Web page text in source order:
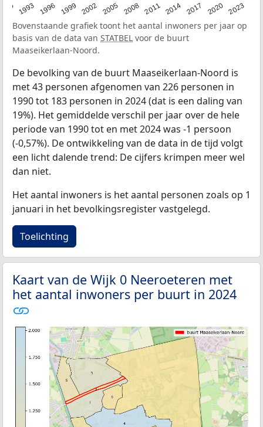
1993 1996 1999 2002 2005 2008 2011 2014 2017 2020 2023
Bovenstaande grafiek toont het aantal inwoners per jaar op
basis van de data van STATBEL voor de buurt
Maaseikerlaan-Noord.
De bevolking van de buurt Maaseikerlaan-Noord is
met 43 personen afgenomen van 226 personen in
1990 tot 183 personen in 2024 (dat is een daling van
19%). Het gemiddelde verschil per jaar over de hele
periode van 1990 tot en met 2024 was -1 persoon
(-0,57%). De ontwikkeling van de data in de tijd volgt
een licht dalende trend: De cijfers krimpen meer wel
dan niet.
Het aantal inwoners is het aantal personen zoals op 1
januari in het bevolkingsregister vastgelegd.
Toelichting
Kaart van de Wijk 0 Neeroeteren met
het aantal inwoners per buurt in 2024